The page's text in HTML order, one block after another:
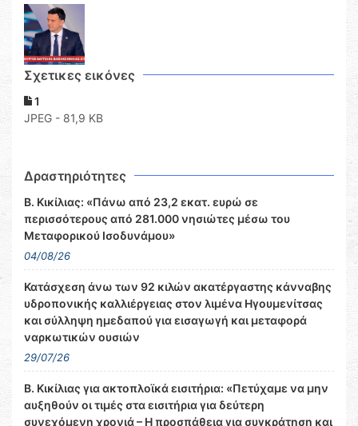
Σχετικες εικόνες
1
JPEG - 81,9 KB
Δραστηριότητες
Β. Κικίλιας: «Πάνω από 23,2 εκατ. ευρώ σε
περισσότερους από 281.000 νησιώτες μέσω του
Μεταφορικού Ισοδυνάμου»
04/08/26
Κατάσχεση άνω των 92 κιλών ακατέργαστης κάνναβης
υδροπονικής καλλιέργειας στον λιμένα Ηγουμενίτσας
και σύλληψη ημεδαπού για εισαγωγή και μεταφορά
ναρκωτικών ουσιών
29/07/26
Β. Κικίλιας για ακτοπλοϊκά εισιτήρια: «Πετύχαμε να μην
αυξηθούν οι τιμές στα εισιτήρια για δεύτερη
συνεχόμενη χρονιά – Η προσπάθεια για συγκράτηση και